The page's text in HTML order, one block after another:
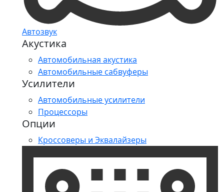
Автозвук
Акустика
Автомобильная акустика
Автомобильные сабвуферы
Усилители
Автомобильные усилители
Процессоры
Опции
Кроссоверы и Эквалайзеры